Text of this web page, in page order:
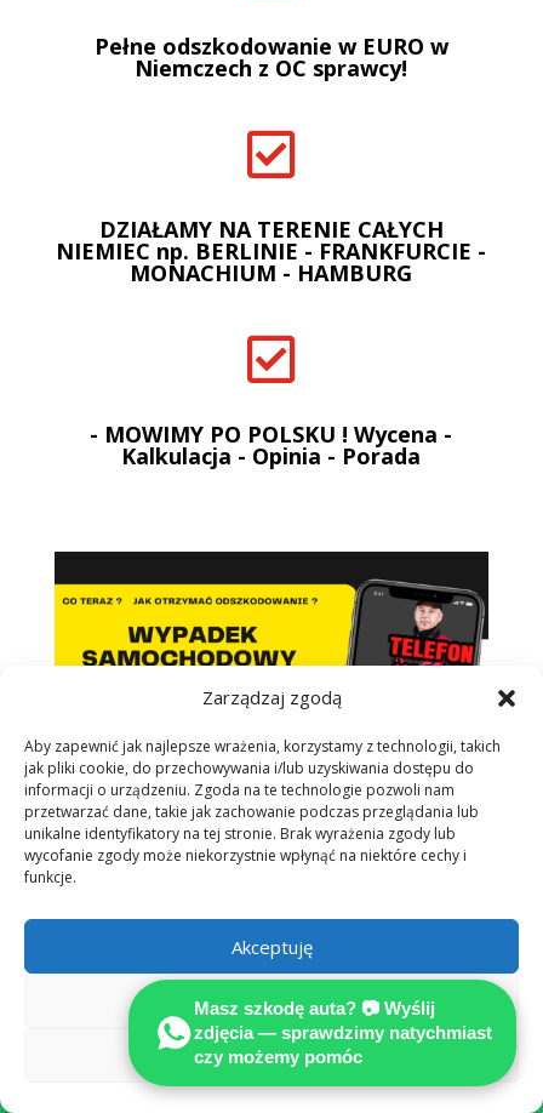
Zarządzaj zgodą
Aby zapewnić jak najlepsze wrażenia, korzystamy z technologii, takich
jak pliki cookie, do przechowywania i/lub uzyskiwania dostępu do
informacji o urządzeniu. Zgoda na te technologie pozwoli nam
przetwarzać dane, takie jak zachowanie podczas przeglądania lub
unikalne identyfikatory na tej stronie. Brak wyrażenia zgody lub
wycofanie zgody może niekorzystnie wpłynąć na niektóre cechy i
funkcje.
Akceptuję
Odmów
Zobacz preferencje
Pełne odszkodowanie w EURO w
Niemczech z OC sprawcy!

DZIAŁAMY NA TERENIE CAŁYCH
NIEMIEC np. BERLINIE - FRANKFURCIE -
MONACHIUM - HAMBURG

- MOWIMY PO POLSKU ! Wycena -
Kalkulacja - Opinia - Porada
Rzeczoznawcy sieci MOTOEXPERT
specjalizują się w opiniowaniu i

Masz szkodę auta? 📷 Wyślij
zdjęcia — sprawdzimy natychmiast
czy możemy pomóc